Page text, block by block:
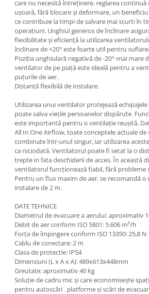
care nu necesită întreținere, reglarea continuă
ușoară, fără blocare și deformare, un
ce contribuie la timpi de salvare mai scurti în
operațiuni. Unghiul generos de înclinare
flexibilitate și eficiență la utilizarea
înclinare de +20° este foarte util pentru
Poziția unghiulară negativă de -20°-mai mare
ventilator de pe piață este ideală pentru a
puțurile de aer.
Distanță flexibilă de instalare.
Utilizarea unui ventilator protejează
poate salva viețile persoanelor dispărute.
este importantă pentru o ventilație reușită.
All In One Airflow, toate conceptele actuale
combinate într-unul singur, iar utilizarea
ca niciodată. Ventilatorul poate fi setat la o
trepte in fata deschiderii de acces. În această
ventilatorul funcționează fiabil, fără probleme
Pentru un flux maxim de aer, se recomandă o
instalare de 2 m.
DATE TEHNICE
Diametrul de evacuare a aerului: aproximativ
Debit de aer conform ISO 5801: 5.606 m³/h
Forța de împingere conform ISO 13350: 25,8 N
Cablu de conectare: 2 m
Clasa de protectie: IP54
Dimensiuni (L x A x A): 489x613x448mm
Greutate: aproximativ 40 kg
Soluție de cadru mic și care economisește
pentru autoscări . platforme și scări de